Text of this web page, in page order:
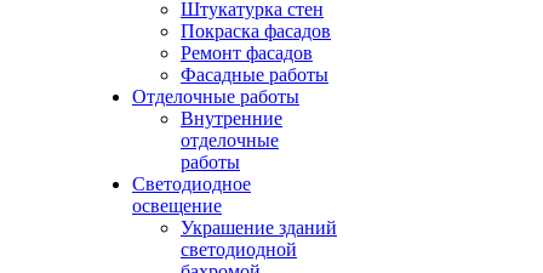
Штукатурка стен
Покраска фасадов
Ремонт фасадов
Фасадные работы
Отделочные работы
Внутренние
отделочные
работы
Светодиодное
освещение
Украшение зданий
светодиодной